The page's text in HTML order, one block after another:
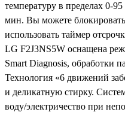
температуру в пределах 0-
мин. Вы можете
использовать таймер
LG F2J3NS5W оснащена
Smart Diagnosis, обработки
Технология «6 движений
и деликатную стирку.
воду/электричество при